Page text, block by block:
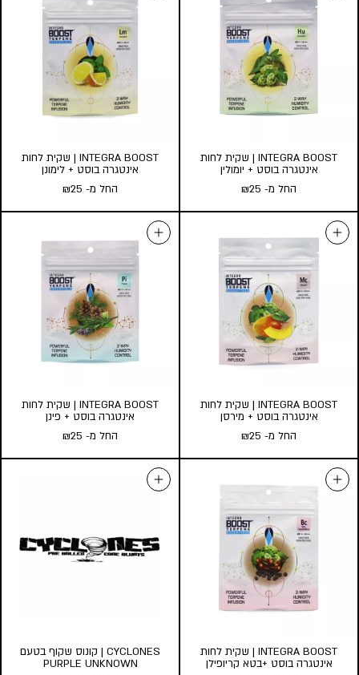
לחות אינטגרה בוסט- 4 גרם
החל מ- ₪15
כמות במארז:
3
5
הוסף לעגלה
אינטגרה בוסט + טרפינולן
החל מ- ₪25
כמות במארז:
1
3
הוסף לעגלה
INTEGRA BOOST | שקית לחות
אינטגרה בוסט + יומולין
החל מ-
₪25
INTEGRA BOOST | שקית לחות
אינטגרה בוסט + יומולין
החל מ- ₪25
כמות במארז:
1
3
הוסף לעגלה
INTEGRA BOOST | שקית לחות
אינטגרה בוסט + לימונן
החל מ-
₪25
INTEGRA BOOST | שקית לחות
אינטגרה בוסט + לימונן
החל מ- ₪25
כמות במארז:
1
3
הוסף לעגלה
INTEGRA BOOST | שקית לחות
אינטגרה בוסט + מירסן
החל מ-
₪25
INTEGRA BOOST | שקית לחות
אינטגרה בוסט + מירסן
החל מ- ₪25
כמות במארז:
1
3
הוסף לעגלה
INTEGRA BOOST | שקית לחות
אינטגרה בוסט + פינן
החל מ-
₪25
כמות במארז:
INTEGRA BOOST | שקית לחות
אינטגרה בוסט +בטא קריופילן
CYCLONES | קונוס שקוף בטעם
PURPLE UNKNOWN